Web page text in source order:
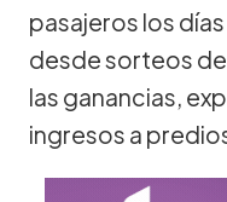
pasajeros los
desde sorteos
las ganancias,
ingresos a